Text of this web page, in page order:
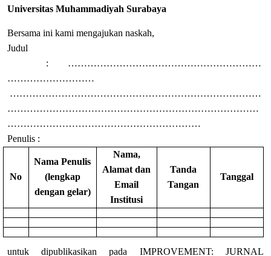
Universitas Muhammadiyah Surabaya
Bersama ini kami mengajukan naskah,
Judul
: ……………………………………………………
………………………
……………………………………………………………………
……………………………………………………………………
……………………………………………………
Penulis :
No
Nama Penulis
(lengkap
dengan gelar)
Nama,
Alamat dan
Email
Institusi
Tanda
Tangan
Tanggal
untuk dipublikasikan pada IMPROVEMENT: JURNAL